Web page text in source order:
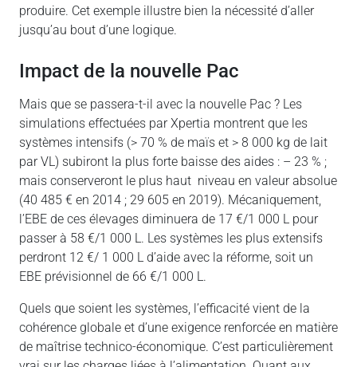
produire. Cet exemple illustre bien la nécessité d’aller
jusqu’au bout d’une logique.
Impact de la nouvelle Pac
Mais que se passera-t-il avec la nouvelle Pac ? Les
simulations effectuées par Xpertia montrent que les
systèmes intensifs (> 70 % de maïs et > 8 000 kg de lait
par VL) subiront la plus forte baisse des aides : – 23 % ;
mais conserveront le plus haut niveau en valeur absolue
(40 485 € en 2014 ; 29 605 en 2019). Mécaniquement,
l’EBE de ces élevages diminuera de 17 €/1 000 L pour
passer à 58 €/1 000 L. Les systèmes les plus extensifs
perdront 12 €/ 1 000 L d’aide avec la réforme, soit un
EBE prévisionnel de 66 €/1 000 L.
Quels que soient les systèmes, l’efficacité vient de la
cohérence globale et d’une exigence renforcée en matière
de maîtrise technico-économique. C’est particulièrement